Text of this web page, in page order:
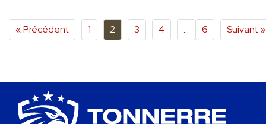
« Précédent 1 2 3 4 … 6 Suivant »